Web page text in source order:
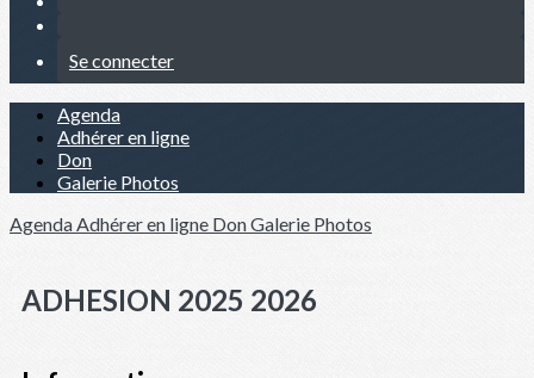
Se connecter
Agenda
Adhérer en ligne
Don
Galerie Photos
AgendaAdhérer en ligne DonGalerie Photos
ADHESION 2025 2026